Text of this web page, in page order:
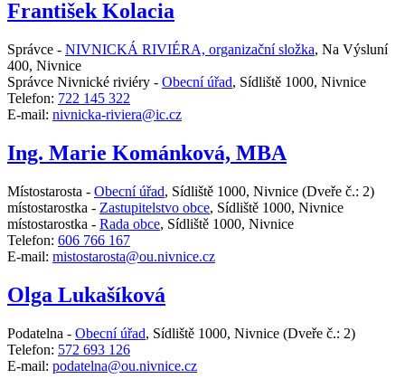
František Kolacia
Správce - NIVNICKÁ RIVIÉRA, organizační složka, Na Výsluní
400, Nivnice
Správce Nivnické riviéry - Obecní úřad, Sídliště 1000, Nivnice
Telefon: 722 145 322
E-mail: nivnicka-riviera@ic.cz
Ing. Marie Kománková, MBA
Místostarosta - Obecní úřad, Sídliště 1000, Nivnice (Dveře č.: 2)
místostarostka - Zastupitelstvo obce, Sídliště 1000, Nivnice
místostarostka - Rada obce, Sídliště 1000, Nivnice
Telefon: 606 766 167
E-mail: mistostarosta@ou.nivnice.cz
Olga Lukašíková
Podatelna - Obecní úřad, Sídliště 1000, Nivnice (Dveře č.: 2)
Telefon: 572 693 126
E-mail: podatelna@ou.nivnice.cz